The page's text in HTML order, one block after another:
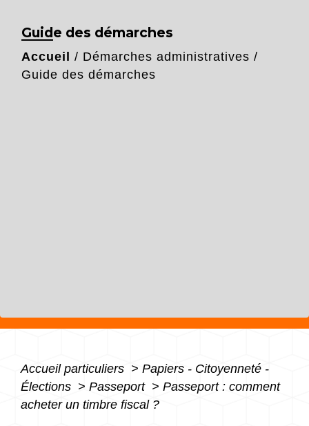
Guide des démarches
Accueil / Démarches administratives /
Guide des démarches
Accueil particuliers > Papiers - Citoyenneté -
Élections > Passeport > Passeport : comment
acheter un timbre fiscal ?